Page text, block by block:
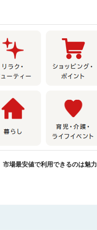
市場最安値で利用できるのは魅力